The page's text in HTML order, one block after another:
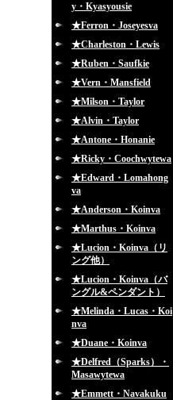
y・Kyasyousie
★Ferron・Joseyesva
★Charleston・Lewis
★Ruben・Saufkie
★Vern・Mansfield
★Milson・Taylor
★Alvin・Taylor
★Antone・Honanie
★Ricky・Coochwytewa
★Edward・Lomahong
va
★Anderson・Koinva
★Marthus・Koinva
★Lucion・Koinva（リ
ング他）
★Lucion・Koinva（バ
ングル&ペンダント）
★Melinda・Lucas・Koi
nva
★Duane・Koinva
★Delfred（Sparks）・
Masawytewa
★Emmett・Navakuku